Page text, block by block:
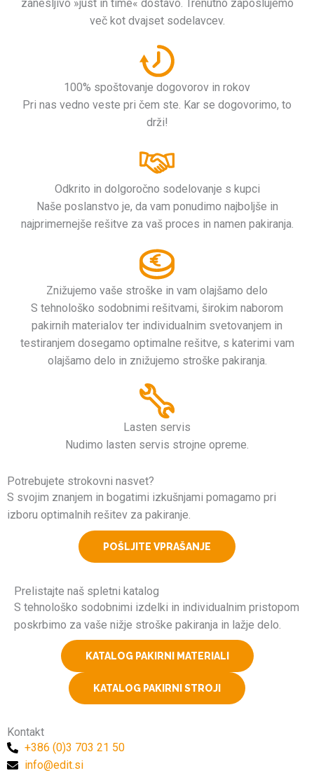
zanesljivo »just in time« dostavo. Trenutno zaposlujemo
več kot dvajset sodelavcev.
100% spoštovanje dogovorov in rokov
Pri nas vedno veste pri čem ste. Kar se dogovorimo, to
drži!
Odkrito in dolgoročno sodelovanje s kupci
Naše poslanstvo je, da vam ponudimo najboljše in
najprimernejše rešitve za vaš proces in namen pakiranja.
Znižujemo vaše stroške in vam olajšamo delo
S tehnološko sodobnimi rešitvami, širokim naborom
pakirnih materialov ter individualnim svetovanjem in
testiranjem dosegamo optimalne rešitve, s katerimi vam
olajšamo delo in znižujemo stroške pakiranja.
Lasten servis
Nudimo lasten servis strojne opreme.
Potrebujete strokovni nasvet?
S svojim znanjem in bogatimi izkušnjami pomagamo pri
izboru optimalnih rešitev za pakiranje.
POŠLJITE VPRAŠANJE
Prelistajte naš spletni katalog
S tehnološko sodobnimi izdelki in individualnim pristopom
poskrbimo za vaše nižje stroške pakiranja in lažje delo.
KATALOG PAKIRNI MATERIALI
KATALOG PAKIRNI STROJI
Kontakt
+386 (0)3 703 21 50
info@edit.si